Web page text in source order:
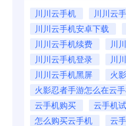
川川云手机
川川云
川川云手机安卓下载
川川云手机续费
川
川川云手机登录
川
川川云手机黑屏
火
火影忍者手游怎么在云
云手机购买
云手机
怎么购买云手机
云